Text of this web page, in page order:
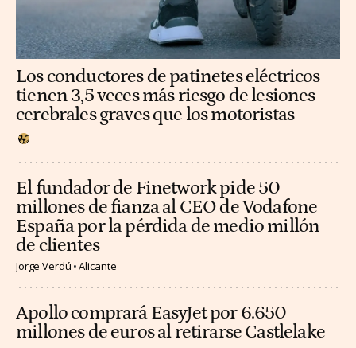
Los conductores de patinetes eléctricos
tienen 3,5 veces más riesgo de lesiones
cerebrales graves que los motoristas
El fundador de Finetwork pide 50
millones de fianza al CEO de Vodafone
España por la pérdida de medio millón
de clientes
Jorge Verdú Alicante
Apollo comprará EasyJet por 6.650
millones de euros al retirarse Castlelake